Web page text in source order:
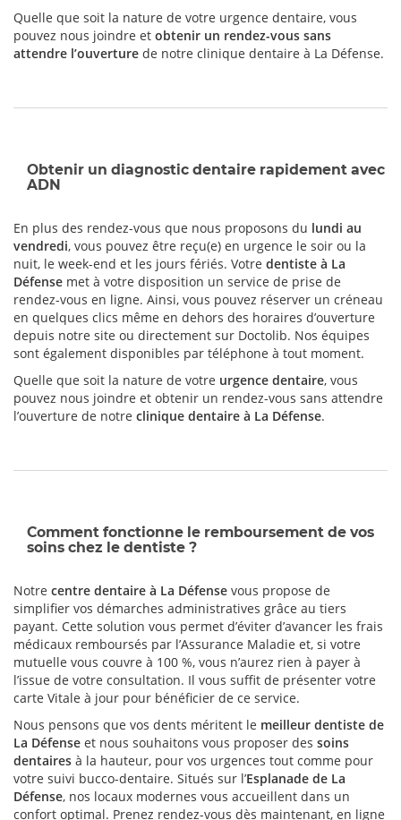
Quelle que soit la nature de votre urgence dentaire, vous
pouvez nous joindre et obtenir un rendez-vous sans
attendre l’ouverture de notre clinique dentaire à La Défense.
Obtenir un diagnostic dentaire rapidement avec
ADN
En plus des rendez-vous que nous proposons du lundi au
vendredi, vous pouvez être reçu(e) en urgence le soir ou la
nuit, le week-end et les jours fériés. Votre dentiste à La
Défense met à votre disposition un service de prise de
rendez-vous en ligne. Ainsi, vous pouvez réserver un créneau
en quelques clics même en dehors des horaires d’ouverture
depuis notre site ou directement sur Doctolib. Nos équipes
sont également disponibles par téléphone à tout moment.
Quelle que soit la nature de votre urgence dentaire, vous
pouvez nous joindre et obtenir un rendez-vous sans attendre
l’ouverture de notre clinique dentaire à La Défense.
Comment fonctionne le remboursement de vos
soins chez le dentiste ?
Notre centre dentaire à La Défense vous propose de
simplifier vos démarches administratives grâce au tiers
payant. Cette solution vous permet d’éviter d’avancer les frais
médicaux remboursés par l’Assurance Maladie et, si votre
mutuelle vous couvre à 100 %, vous n’aurez rien à payer à
l’issue de votre consultation. Il vous suffit de présenter votre
carte Vitale à jour pour bénéficier de ce service.
Nous pensons que vos dents méritent le meilleur dentiste de
La Défense et nous souhaitons vous proposer des soins
dentaires à la hauteur, pour vos urgences tout comme pour
votre suivi bucco-dentaire. Situés sur l’Esplanade de La
Défense, nos locaux modernes vous accueillent dans un
confort optimal. Prenez rendez-vous dès maintenant, en ligne